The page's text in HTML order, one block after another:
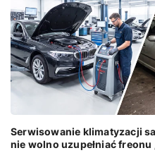
Serwisowanie klimatyzacji
nie wolno uzupełniać freonu